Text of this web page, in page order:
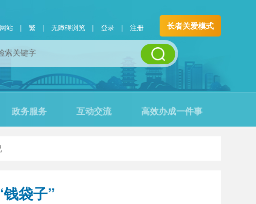
站 | 繁 | 无障碍浏览 | 登录 | 注册 长者关爱模式
政务服务 互动交流 高效办成一件事
袋子”